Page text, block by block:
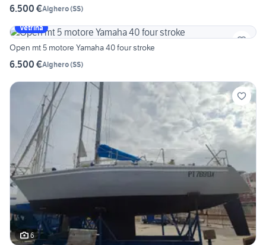
6.500 €Alghero(SS)
Vetrina
Open mt 5 motore Yamaha 40 four stroke
6.500 €Alghero(SS)
6